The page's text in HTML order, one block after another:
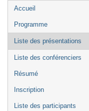
Menu
de
l'événement
Accueil
Programme
Liste des présentations
Liste des conférenciers
Résumé
Inscription
Liste des participants